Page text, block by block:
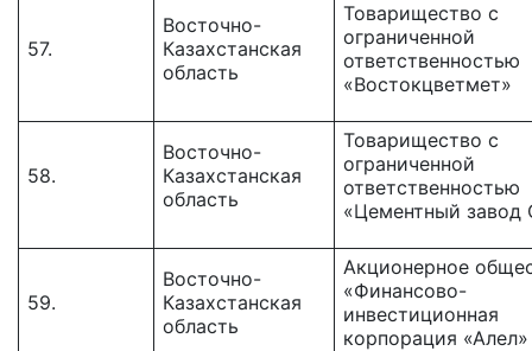
57.
Восточно-
Казахстанская
область
Товарищество с
ограниченной
ответственностью
«Востокцветмет»
58.
Восточно-
Казахстанская
область
Товарищество с
ограниченной
ответственностью
«Цементный завод
59.
Восточно-
Казахстанская
область
Акционерное
«Финансово-
инвестиционная
корпорация «Алел»